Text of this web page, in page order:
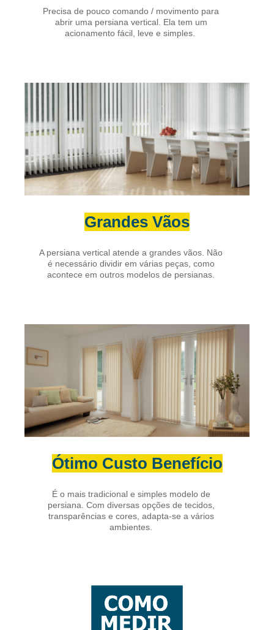
Precisa de pouco comando / movimento para
abrir uma persiana vertical. Ela tem um
acionamento fácil, leve e simples.
Grandes Vãos
A persiana vertical atende a grandes vãos. Não
é necessário dividir em várias peças, como
acontece em outros modelos de persianas.
Ótimo Custo Benefício
É o mais tradicional e simples modelo de
persiana. Com diversas opções de tecidos,
transparências e cores, adapta-se a vários
ambientes.